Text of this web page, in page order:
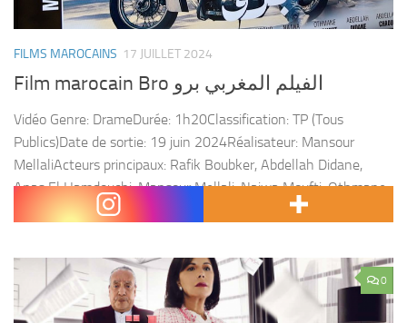
FILMS MAROCAINS 17 JUILLET 2024
Film marocain Bro الفيلم المغربي برو
Vidéo Genre: DrameDurée: 1h20Classification: TP (Tous
Publics)Date de sortie: 19 juin 2024Réalisateur: Mansour
MellaliActeurs principaux: Rafik Boubker, Abdellah Didane,
Anas El Hamdouchi, Mansour Mellali, Najwa Moufti, Othmane
Berhout, Abdellatif Chaouqi, Zakaria Atifi Synopsis Dans...
0